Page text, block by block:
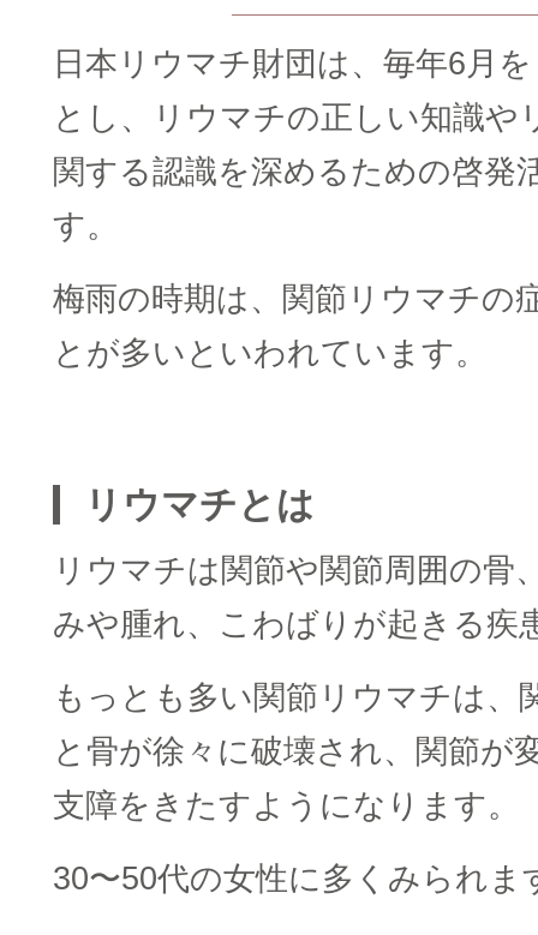
日本リウマチ財団は、毎年6月
とし、リウマチの正しい知識や
関する認識を深めるための啓発
す。
梅雨の時期は、関節リウマチの
とが多いといわれています。
リウマチとは
リウマチは関節や関節周囲の骨
みや腫れ、こわばりが起きる疾
もっとも多い関節リウマチは、
と骨が徐々に破壊され、関節が
支障をきたすようになります。
30〜50代の女性に多くみられま